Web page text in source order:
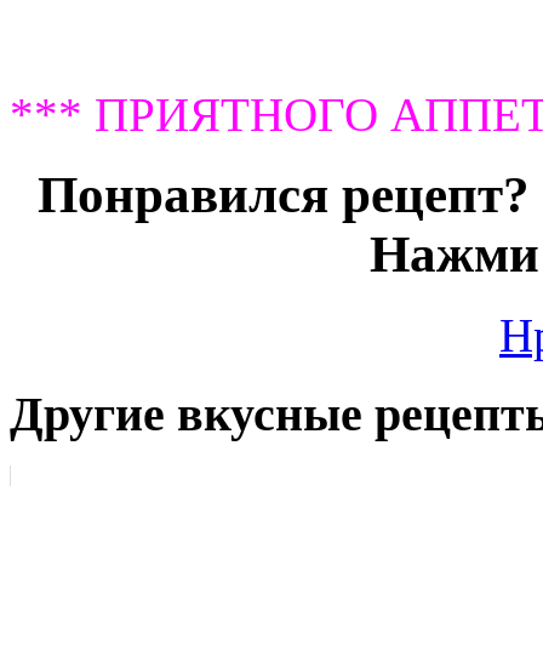
*** ПРИЯТНОГО
Понравился
Нажми
Другие вкусные